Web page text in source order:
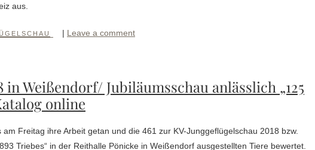
aus.
| Leave a comment
in Weißendorf/ Jubiläumsschau anlässlich „125
online
Freitag ihre Arbeit getan und die 461 zur KV-Junggeflügelschau 2018 bzw.
Triebes“ in der Reithalle Pönicke in Weißendorf ausgestellten Tiere bewertet.